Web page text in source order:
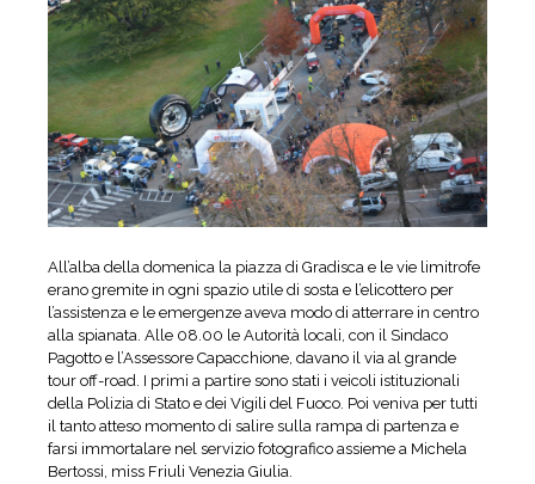
All’alba della domenica la piazza di Gradisca e le vie limitrofe
erano gremite in ogni spazio utile di sosta e l’elicottero per
l’assistenza e le emergenze aveva modo di atterrare in centro
alla spianata. Alle 08.00 le Autorità locali, con il Sindaco
Pagotto e l’Assessore Capacchione, davano il via al grande
tour off-road. I primi a partire sono stati i veicoli istituzionali
della Polizia di Stato e dei Vigili del Fuoco. Poi veniva per tutti
il tanto atteso momento di salire sulla rampa di partenza e
farsi immortalare nel servizio fotografico assieme a Michela
Bertossi, miss Friuli Venezia Giulia.